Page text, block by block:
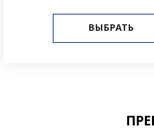
ВЫБРАТЬ